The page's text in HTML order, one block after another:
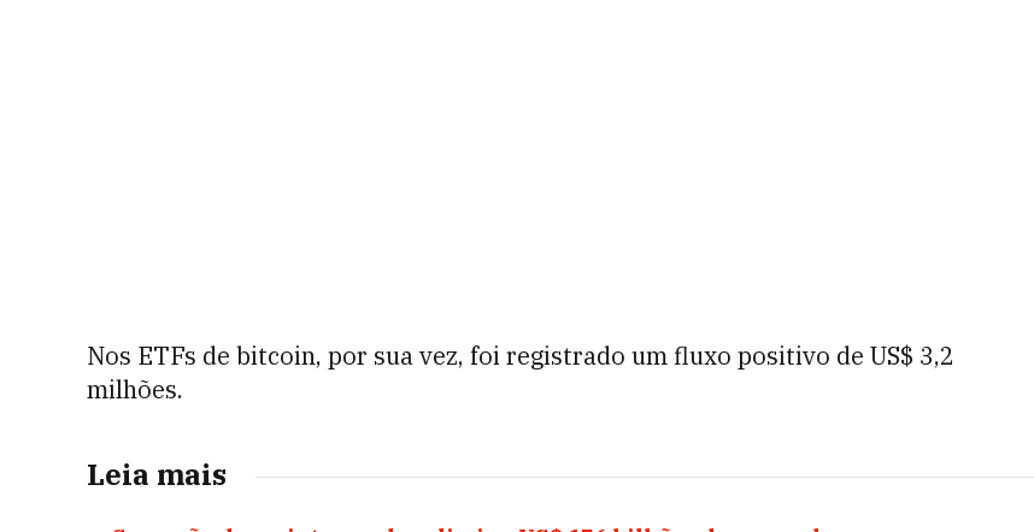
Nos ETFs de bitcoin, por sua vez, foi registrado um fluxo positivo de US$ 3,2
milhões.
Leia mais